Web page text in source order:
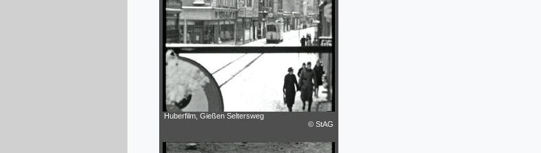
Huberfilm, Gießen Seltersweg
© StAG